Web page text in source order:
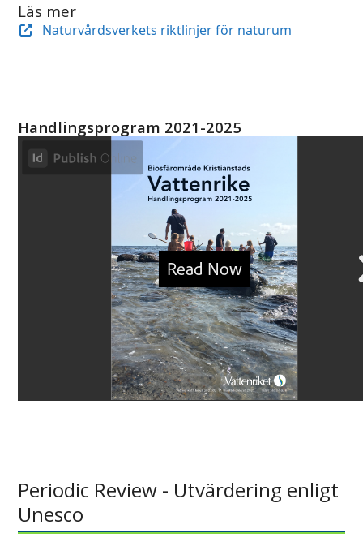
Läs mer
Naturvårdsverkets riktlinjer för naturum
Handlingsprogram 2021-2025
Periodic Review - Utvärdering enligt
Unesco